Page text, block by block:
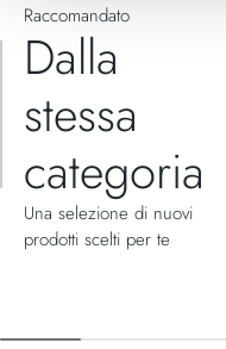
Raccomandato
Dalla
stessa
categoria
Una selezione di nuovi
prodotti scelti per te